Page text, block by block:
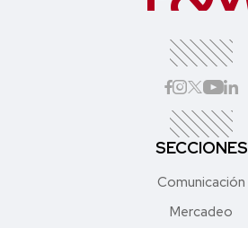
SECCIONES
Comunicación
Mercadeo